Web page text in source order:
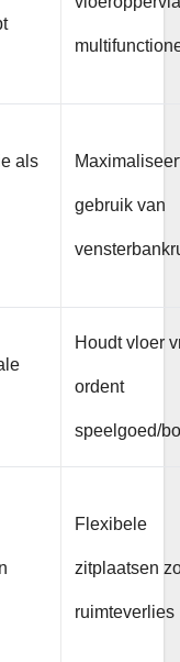
als
gebruik van
Houdt vloer
ordent
speelgoed/
Flexibele
zitplaatsen
ruimteverlies